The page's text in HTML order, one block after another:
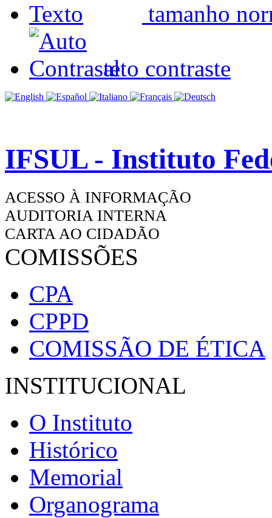
tamanho
alto contraste
IFSUL - Instituto
ACESSO À INFORMAÇÃO
AUDITORIA INTERNA
CARTA AO CIDADÃO
COMISSÕES
CPA
CPPD
COMISSÃO DE ÉTICA
INSTITUCIONAL
O Instituto
Histórico
Memorial
Organograma